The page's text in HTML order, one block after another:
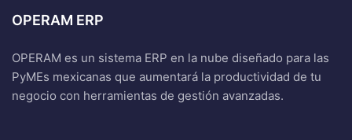
OPERAM ERP
OPERAM es un sistema ERP en la nube diseñado para las
PyMEs mexicanas que aumentará la productividad de tu
negocio con herramientas de gestión avanzadas.